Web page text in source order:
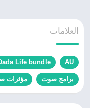
العلامات
AU
Life bundle
برامج صوت مؤثرات